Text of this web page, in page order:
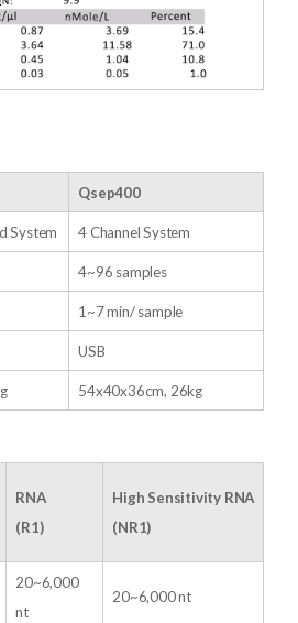
Qsep400
System 4 Channel System
4~96 samples
1~7 min/ sample
USB
54x40x36cm, 26kg
RNA
(R1)
High Sensitivity RNA
(NR1)
20~6,000
nt
20~6,000 nt